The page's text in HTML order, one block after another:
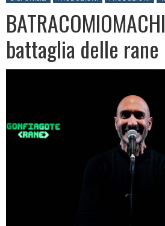
battaglia delle